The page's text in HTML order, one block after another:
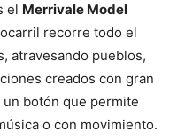
el Merrivale Model
recorre todo el
atravesando pueblos,
creados con gran
botón que permite
o con movimiento.